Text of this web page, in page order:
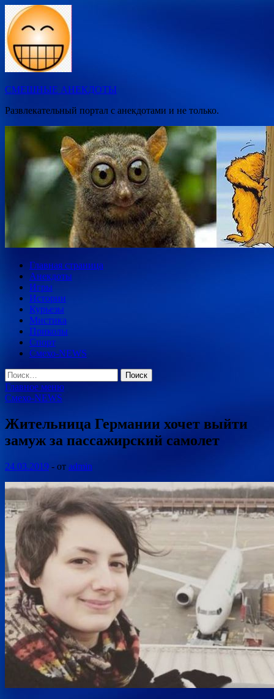
Перейти
содержимому
СМЕШНЫЕ АНЕКДОТЫ
Развлекательный портал с анекдотами и не только.
Главная страница
Анекдоты
Игры
Истории
Курьезы
Мистика
Приколы
Спорт
Смехо-NEWS
Найти:
Главное меню
Смехо-NEWS
Жительница Германии хочет выйти
замуж за пассажирский самолет
24.03.2019 - от admin